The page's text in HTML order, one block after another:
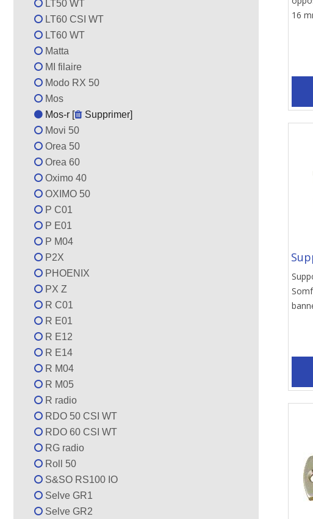
LT50 WT
LT60 CSI WT
LT60 WT
Matta
MI filaire
Modo RX 50
Mos
Mos-r [
Supprimer]
Movi 50
Orea 50
Orea 60
Oximo 40
OXIMO 50
P C01
P E01
P M04
P2X
PHOENIX
PX Z
R C01
R E01
R E12
R E14
R M04
R M05
R radio
RDO 50 CSI WT
RDO 60 CSI WT
RG radio
Roll 50
S&SO RS100 IO
Selve GR1
Selve GR2
16